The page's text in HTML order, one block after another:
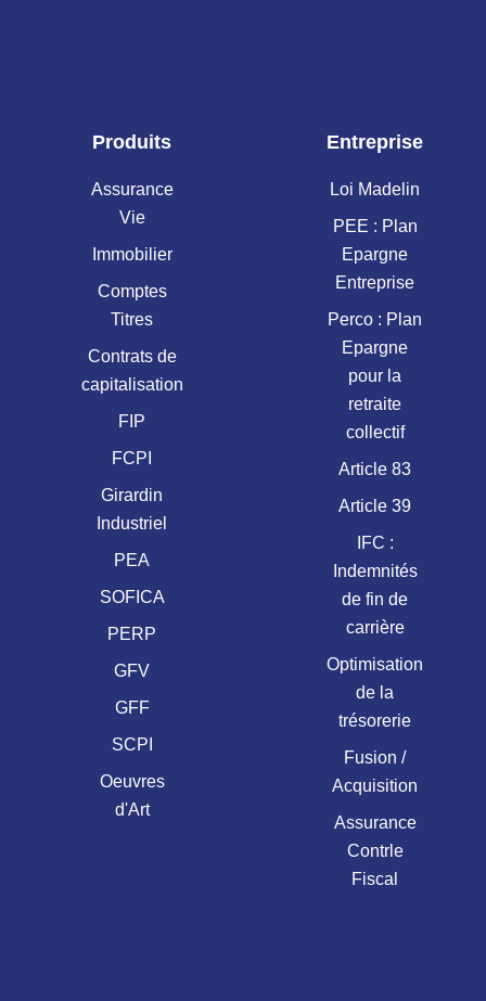
Produits
Assurance
Vie
Immobilier
Comptes
Titres
Contrats de
capitalisation
FIP
FCPI
Girardin
Industriel
PEA
SOFICA
PERP
GFV
GFF
SCPI
Oeuvres
d'Art
Entreprise
Loi Madelin
PEE : Plan
Epargne
Entreprise
Perco : Plan
Epargne
pour la
retraite
collectif
Article 83
Article 39
IFC :
Indemnités
de fin de
carrière
Optimisation
de la
trésorerie
Fusion /
Acquisition
Assurance
Contrle
Fiscal